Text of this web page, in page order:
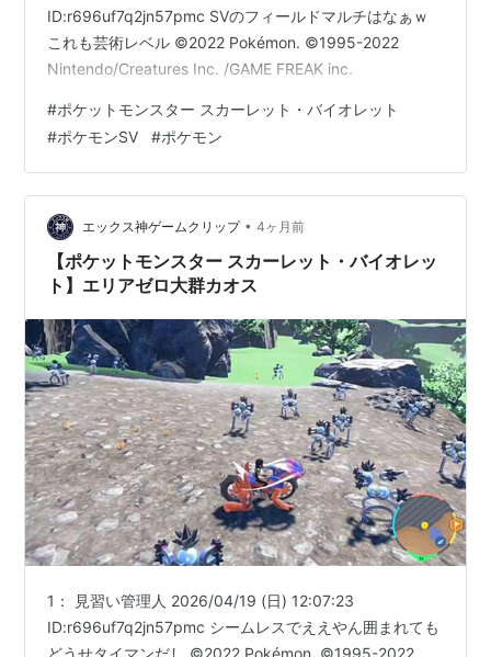
ID:r696uf7q2jn57pmc SVのフィールドマルチはなぁｗ
これも芸術レベル ©2022 Pokémon. ©1995-2022
Nintendo/Creatures Inc. /GAME FREAK inc.
#ポケットモンスター スカーレット・バイオレット
#ポケモンSV #ポケモン
エックス神ゲームクリップ • 4ヶ月前
【ポケットモンスター スカーレット・バイオレッ
ト】エリアゼロ大群カオス
1： 見習い管理人 2026/04/19 (日) 12:07:23
ID:r696uf7q2jn57pmc シームレスでええやん囲まれても
どうせタイマンだし ©2022 Pokémon. ©1995-2022